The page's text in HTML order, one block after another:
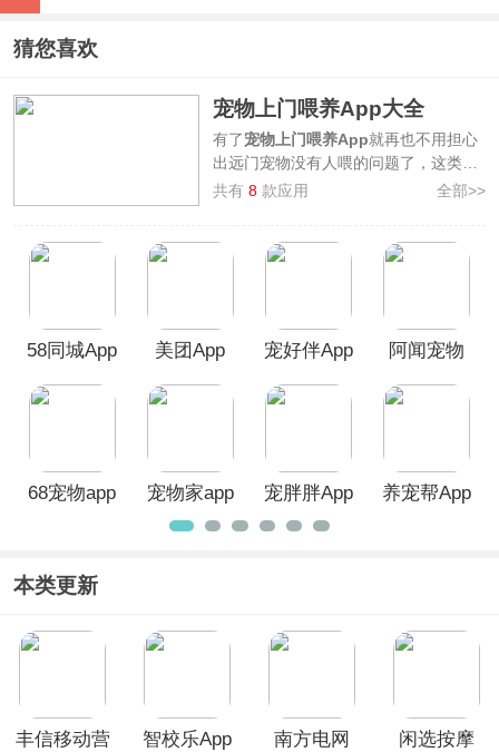
猜您喜欢
宠物上门喂养App大全
有了宠物上门喂养App就再也不用担心
出远门宠物没有人喂的问题了，这类软
件可以让专业的宠物护理人员或者接单
照记录等。本站整理了
宠物上门喂养
心省力，有需要的用户欢迎前来本站免
费下载！
共有8 款应用 全部>>
58同城App 美团App 宠好伴App
阿闻宠物
68宠物app 宠物家app 宠胖胖App 养宠帮App
本类更新
丰信移动营
智校乐App
南方电网
闲选按摩